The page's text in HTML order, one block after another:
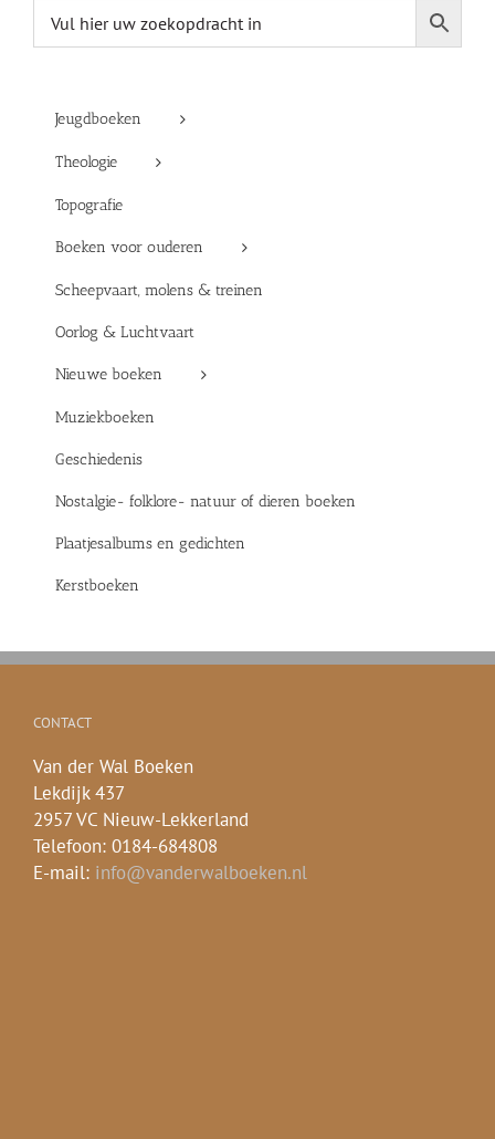
Jeugdboeken
Theologie
Topografie
Boeken voor ouderen
Scheepvaart, molens & treinen
Oorlog & Luchtvaart
Nieuwe boeken
Muziekboeken
Geschiedenis
Nostalgie- folklore- natuur of dieren boeken
Plaatjesalbums en gedichten
Kerstboeken
CONTACT
Van der Wal Boeken
Lekdijk 437
2957 VC Nieuw-Lekkerland
Telefoon: 0184-684808
E-mail: info@vanderwalboeken.nl